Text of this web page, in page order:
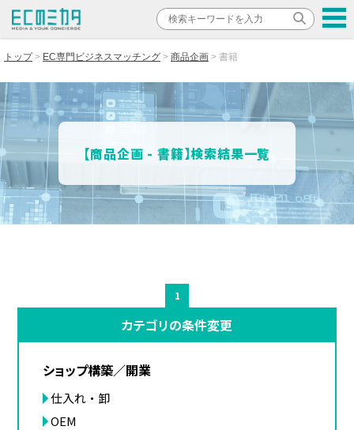
トップ EC専門ビジネスマッチング 商品企画 書籍
【商品企画 - 書籍】検索結果一覧
1
カテゴリの条件変更
ショップ構築／開業
仕入れ・卸
OEM